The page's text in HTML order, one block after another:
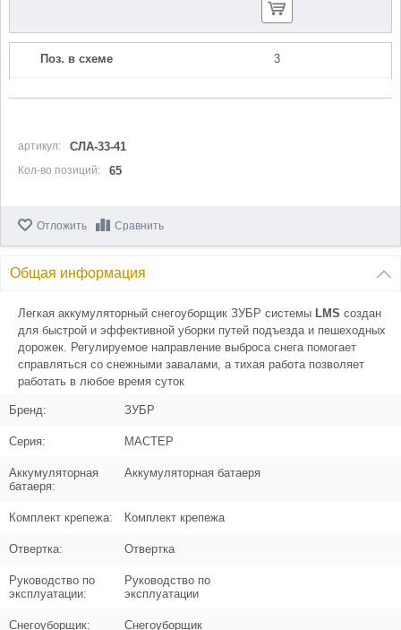
Поз. в схеме 3
Шкив большой
Кол-во по схеме
Кол-во в корзину
Цена (Р)
Поз. в схеме 4
Название
Шнек
N000-047-893
Цена (Р)
Название
Лопатка снегонаправляющая
артикул: СЛА-33-41
Кол-во позиций: 65
Отложить Сравнить
Общая информация
Легкая аккумуляторный снегоуборщик ЗУБР системы LMS создан
для быстрой и эффективной уборки путей подъезда и пешеходных
дорожек. Регулируемое направление выброса снега помогает
справляться со снежными завалами, а тихая работа позволяет
работать в любое время суток
Бренд: ЗУБР
Серия: МАСТЕР
Аккумуляторная
батаеря:
Аккумуляторная батаеря
Комплект крепежа: Комплект крепежа
Отвертка: Отвертка
Руководство по
эксплуатации:
Руководство по
эксплуатации
Снегоуборщик: Снегоуборщик